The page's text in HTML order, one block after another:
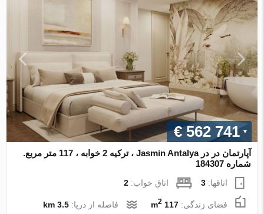
€ 562 741
آپارتمان در در Jasmin Antalya ، ترکیه 2 خوابه ، 117 متر مربع.
شماره 184307
اتاقها:3 اتاق خواب:2
فضای زندگی:117 m
2 فاصله از دریا:3.5 km